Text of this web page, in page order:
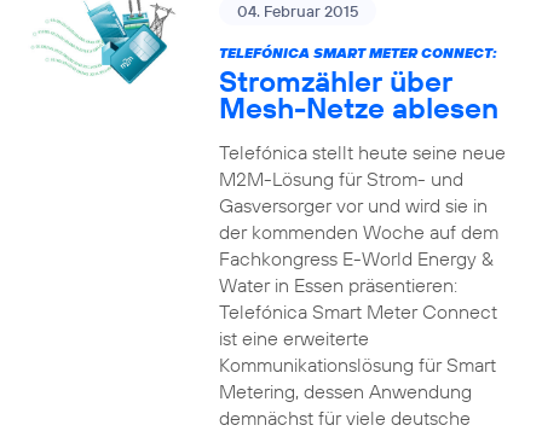
04. Februar 2015
TELEFÓNICA SMART METER CONNECT:
Stromzähler über
Mesh-Netze ablesen
Telefónica stellt heute seine neue
M2M-Lösung für Strom- und
Gasversorger vor und wird sie in
der kommenden Woche auf dem
Fachkongress E-World Energy &
Water in Essen präsentieren:
Telefónica Smart Meter Connect
ist eine erweiterte
Kommunikationslösung für Smart
Metering, dessen Anwendung
demnächst für viele deutsche